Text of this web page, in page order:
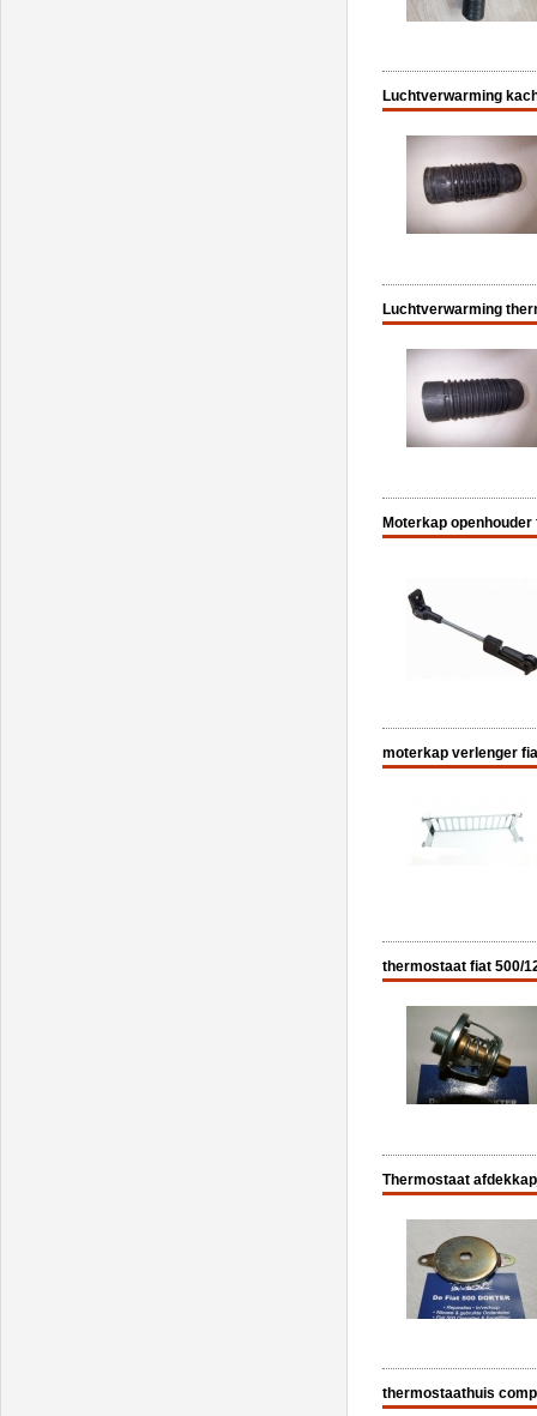
Luchtverwarming
Luchtverwarming
Moterkap openhouder
moterkap verlenger
thermostaat fiat 500/
Thermostaat
thermostaathuis